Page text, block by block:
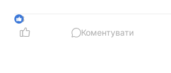
непрацездатності
3
Коментувати